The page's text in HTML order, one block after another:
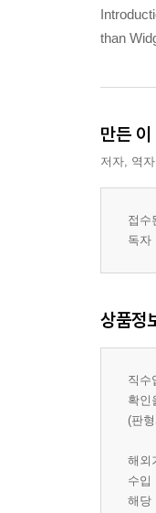
than
만든
저자, 역
접수
독자
상품정
직수
확인
(판
해외
수입
해당